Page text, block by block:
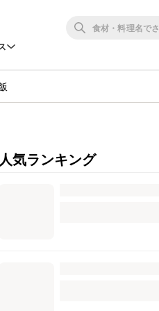
人気ランキング